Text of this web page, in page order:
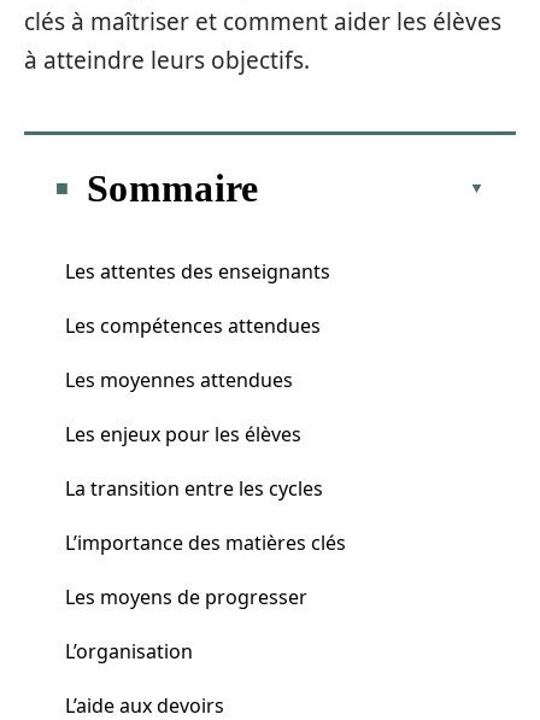
clés à maîtriser et comment aider les élèves
à atteindre leurs objectifs.
Sommaire
Les attentes des enseignants
Les compétences attendues
Les moyennes attendues
Les enjeux pour les élèves
La transition entre les cycles
L’importance des matières clés
Les moyens de progresser
L’organisation
L’aide aux devoirs